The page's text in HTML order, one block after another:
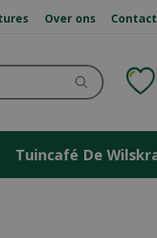
Over ons Contact
Tuincafé De